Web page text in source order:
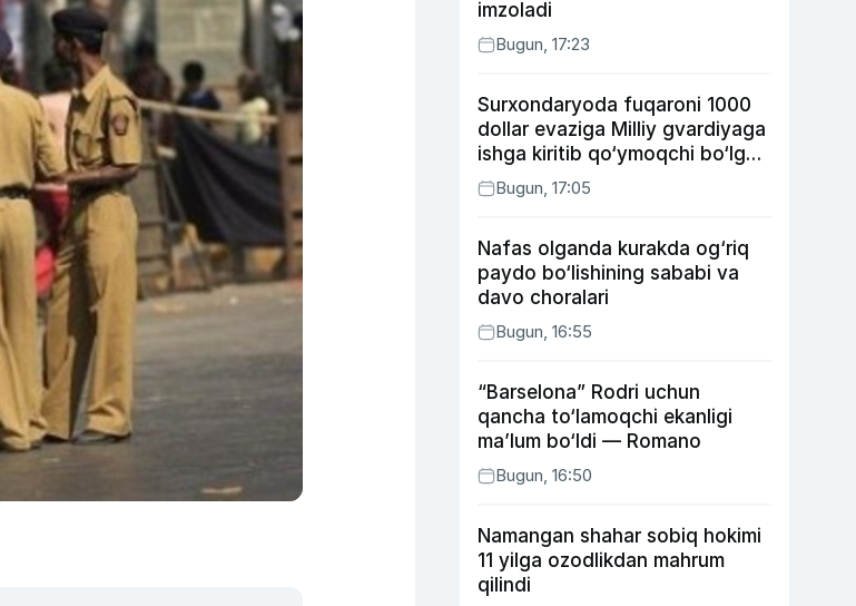
imzoladi
Bugun, 17:23
Surxondaryoda fuqaroni 1000
dollar evaziga Milliy gvardiyaga
ishga kiritib qo‘ymoqchi bo‘lgan
shaxs ushlandi
Bugun, 17:05
Nafas olganda kurakda og‘riq
paydo bo‘lishining sababi va
davo choralari
Bugun, 16:55
“Barselona” Rodri uchun
qancha to‘lamoqchi ekanligi
ma’lum bo‘ldi — Romano
Bugun, 16:50
Namangan shahar sobiq hokimi
11 yilga ozodlikdan mahrum
qilindi